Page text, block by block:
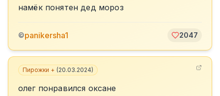
намёк понятен дед мороз
©panikersha1 2047
Пирожки + (20.03.2024)
олег понравился оксане